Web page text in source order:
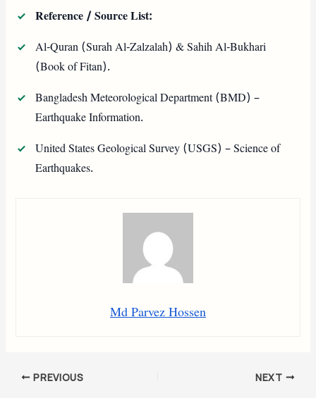
Reference / Source List:
Al-Quran (Surah Al-Zalzalah) & Sahih Al-Bukhari
(Book of Fitan).
Bangladesh Meteorological Department (BMD) –
Earthquake Information.
United States Geological Survey (USGS) – Science of
Earthquakes.
Md Parvez Hossen
PREVIOUS NEXT